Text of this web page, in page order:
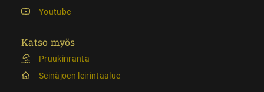
Youtube
Katso myös
Pruukinranta
Seinäjoen leirintäalue